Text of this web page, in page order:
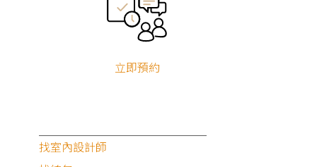
立即預約
找室內設計師
裝潢工程款第三方履約保證是什麼